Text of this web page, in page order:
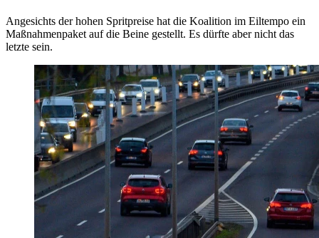
Angesichts der hohen Spritpreise hat die Koalition im Eiltempo ein
Maßnahmenpaket auf die Beine gestellt. Es dürfte aber nicht das
letzte sein.